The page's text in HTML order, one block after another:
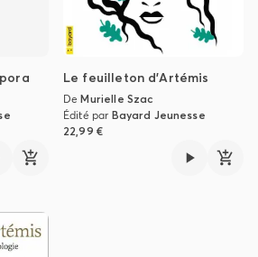
Le feuilleton d'Artémis
DeMurielle Szac
Édité par Bayard Jeunesse
22,99 €